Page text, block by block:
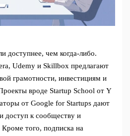
доступнее, чем когда-либо.
Udemy и Skillbox предлагают
грамотности, инвестициям и
вроде Startup School от Y
от Google for Startups дают
доступ к сообществу и
того, подписка на